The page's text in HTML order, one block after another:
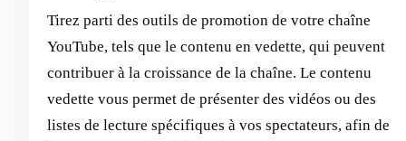
Tirez parti des outils de promotion de votre chaîne
YouTube, tels que le contenu en vedette, qui peuvent
contribuer à la croissance de la chaîne. Le contenu
vedette vous permet de présenter des vidéos ou des
listes de lecture spécifiques à vos spectateurs, afin de